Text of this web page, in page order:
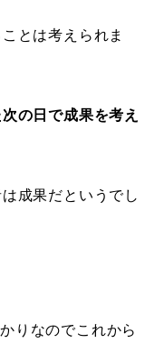
とは考えられま
の日で成果を考え
成果だというでし
りなのでこれから